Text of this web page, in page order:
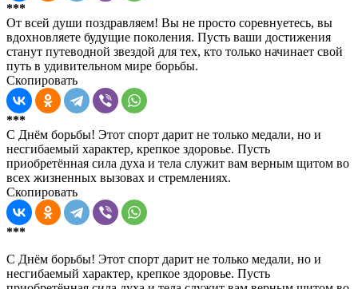
***
От всей души поздравляем! Вы не просто соревнуетесь, вы
вдохновляете будущие поколения. Пусть ваши достижения
станут путеводной звездой для тех, кто только начинает свой
путь в удивительном мире борьбы.
Скопировать
***
С Днём борьбы! Этот спорт дарит не только медали, но и
несгибаемый характер, крепкое здоровье. Пусть
приобретённая сила духа и тела служит вам верным щитом во
всех жизненных вызовах и стремлениях.
Скопировать
***
С Днём борьбы! Этот спорт дарит не только медали, но и
несгибаемый характер, крепкое здоровье. Пусть